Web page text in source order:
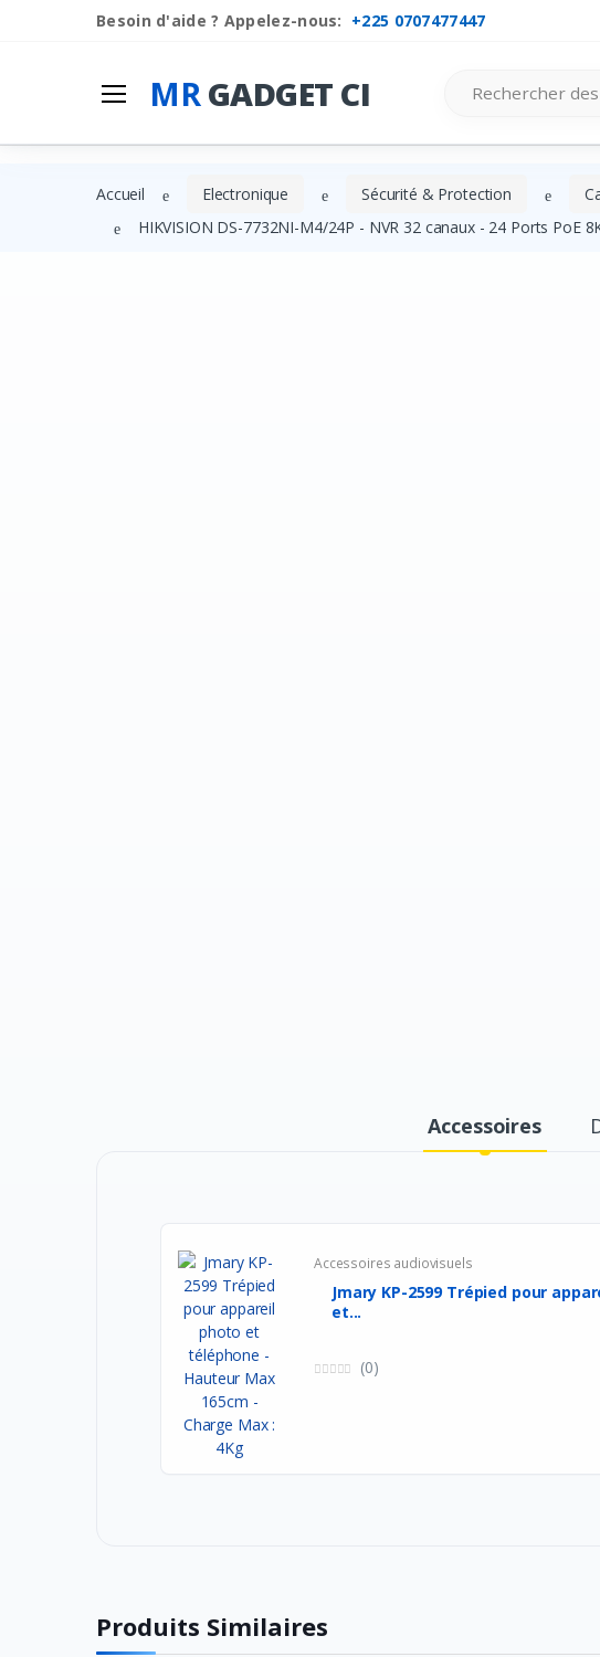
Besoin d'aide ? Appelez-nous: +225 0707477447
MRGADGET CI
Gadget Ci
Les Categories
Accueil Electronique Sécurité & Protection
HIKVISION DS-7732NI-M4/24P - NVR 32 canaux - 24 Ports PoE
Accessoires
Accessoires audiovisuels
Jmary KP-2599 Trépied pour
et...
(0)
Produits Similaires